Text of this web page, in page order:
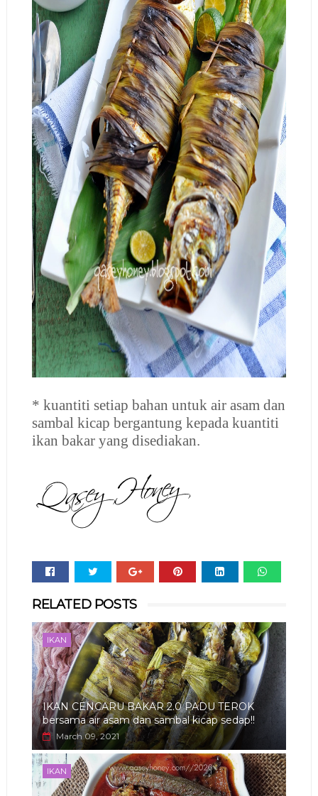
* kuantiti setiap bahan untuk air asam dan
sambal kicap bergantung kepada kuantiti
ikan bakar yang disediakan.
RELATED POSTS
IKAN
IKAN CENCARU BAKAR 2.0 PADU TEROK
bersama air asam dan sambal kicap sedap!!
March 09, 2021
IKAN